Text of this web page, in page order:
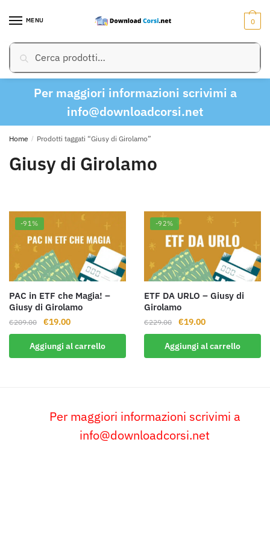
MENU
Cerca:Cerca
0
Per maggiori informazioni scrivimi a
info@downloadcorsi.net
Home / Prodotti taggati “Giusy di Girolamo”
Giusy di Girolamo
-91%
PAC in ETF che Magia! –
Giusy di Girolamo
€209.00
Il
prezzo
originale
era:
€19.00Il
prezzo
attuale
è:
Aggiungi al carrello
-92%
ETF DA URLO – Giusy di
Girolamo
€229.00
Il
prezzo
originale
era:
€19.00Il
prezzo
attuale
è:
Aggiungi al carrello
Per maggiori informazioni scrivimi a
info@downloadcorsi.net